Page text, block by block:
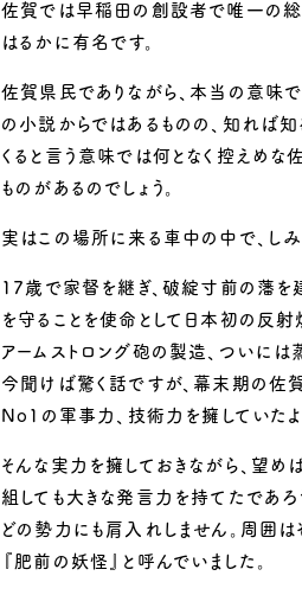
佐賀では早稲田の創設者で唯一の
はるかに有名です。
佐賀県民でありながら、本当の意味
の小説からではあるものの、知れば
くると言う意味では何となく控えめ
ものがあるのでしょう。
実はこの場所に来る車中の中で、しみ
17歳で家督を継ぎ、破綻寸前の藩を
を守ることを使命として日本初の反
アームストロング砲の製造、ついには
今聞けば驚く話ですが、幕末期の佐
No1の軍事力、技術力を擁していたよ
そんな実力を擁しておきながら、望
組しても大きな発言力を持てたであ
どの勢力にも肩入れしません。周囲は
『肥前の妖怪』と呼んでいました。